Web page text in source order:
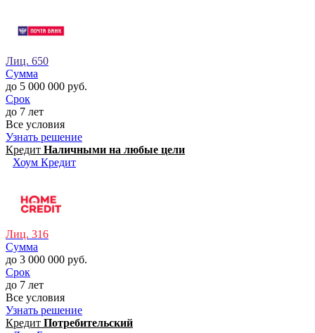
Лиц. 650
Сумма
до 5 000 000 руб.
Срок
до 7 лет
Все условия
Узнать решение
Кредит Наличными на любые цели
Хоум Кредит
Лиц. 316
Сумма
до 3 000 000 руб.
Срок
до 7 лет
Все условия
Узнать решение
Кредит Потребительский